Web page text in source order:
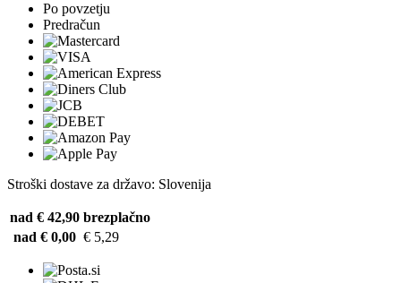
Po povzetju
Predračun
Stroški dostave za državo: Slovenija
nad € 42,90 brezplačno
nad € 0,00 € 5,29